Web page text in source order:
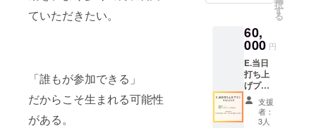
ていただきたい。
「誰もが参加できる」
だからこそ生まれる可能性
がある。
ます(時
期未定･
1年以
内) ■エ
ンド
ロール
クレ
ジット
にお名
ペンラ
イト 後
日郵送
させて
いただ
きます
(時期未
定･1年
以内) ■
どの画
け渡し
につい
ては、
プロ
ジェク
ト終了
後にお
送りす
るメー
択
す
る
60,
000 円
E.当日
打ち上
げプラ
ン ■限
定Tシャ
ツ ※T
支援
者：
3人